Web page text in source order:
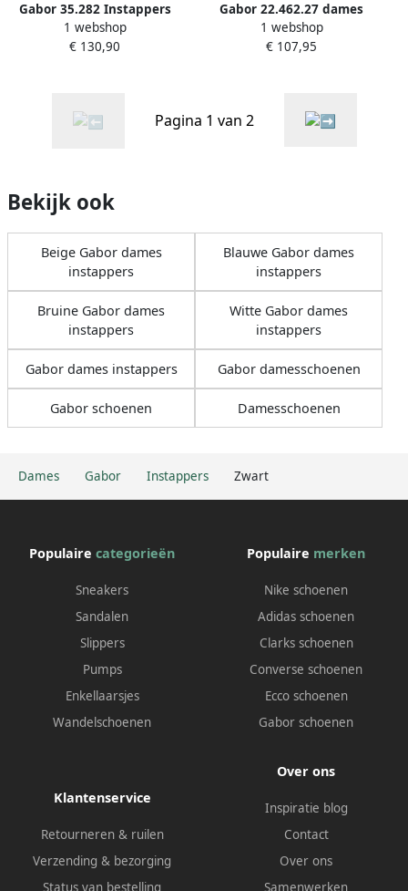
Dames Gabor Instappers Zwart
Gabor 35.282 Instappers
1 webshop
€ 130,90
Gabor 22.462.27 dames
instapper zwart
1 webshop
€ 107,95
Pagina 1 van 2
Bekijk ook
Beige Gabor dames
instappers
Blauwe Gabor dames
instappers
Bruine Gabor dames
instappers
Witte Gabor dames
instappers
Gabor dames instappers Gabor damesschoenen
Gabor schoenen Damesschoenen
Populaire categorieën
Sneakers
Sandalen
Slippers
Pumps
Enkellaarsjes
Wandelschoenen
Populaire merken
Nike schoenen
Adidas schoenen
Clarks schoenen
Converse schoenen
Ecco schoenen
Gabor schoenen
Klantenservice
Retourneren & ruilen
Verzending & bezorging
Status van bestelling
Over ons
Inspiratie blog
Contact
Over ons
Samenwerken